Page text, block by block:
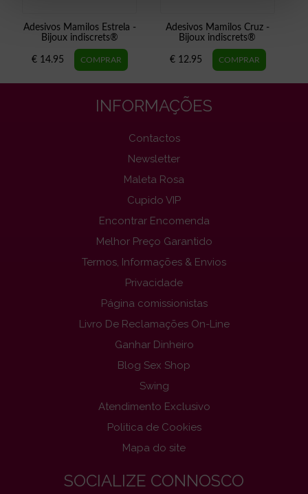
Adesivos Mamilos Estrela -
Bijoux indiscrets®
€ 14.95
Adesivos Mamilos Cruz -
Bijoux indiscrets®
€ 12.95
INFORMAÇÕES
Contactos
Newsletter
Maleta Rosa
Cupido VIP
Encontrar Encomenda
Melhor Preço Garantido
Termos, Informações & Envios
Privacidade
Página comissionistas
Livro De Reclamações On-Line
Ganhar Dinheiro
Blog Sex Shop
Swing
Atendimento Exclusivo
Politica de Cookies
Mapa do site
SOCIALIZE CONNOSCO